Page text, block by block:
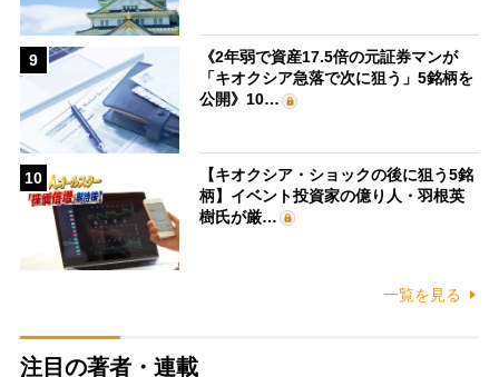
9
《2年弱で資産17.5倍の元証券マンが
「キオクシア急落で次に狙う」5銘柄を
公開》10…
10
【キオクシア・ショックの後に狙う5銘
柄】イベント投資家の億り人・羽根英
樹氏が厳…
一覧を見る
注目の著者・連載